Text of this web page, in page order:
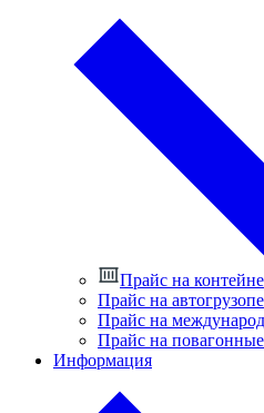
Прайс на
Прайс на
Прайс на
Прайс на
Информация